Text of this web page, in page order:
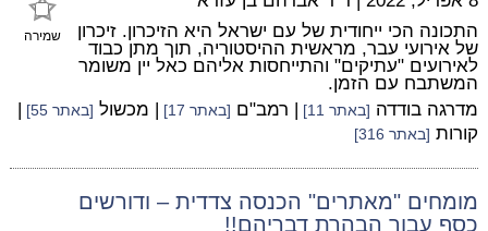
שמירה
התכונה הכי ייחודית של עם ישראל היא הזיכרון. זיכרון
של אירועי עבר, מראשית ההיסטוריה, תוך מתן כבוד
לאירועים "עתיקים" והתייחסות אליהם כאל יין משומר
המשתבח עם הזמן.
מדרגה בודדה [באתר 11] | רמב"ם [באתר 17] | מכשול [באתר 55]
|
קורות [באתר 316]
מומחים "מאתרים" הכנסה צדדית – ודורשים
כסף עבור הבהרת דבריהם!!